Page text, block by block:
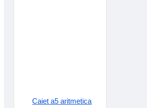
Caiet a5 aritmetica